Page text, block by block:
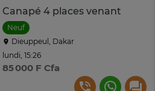
Canapé 4 places venant
Neuf
Dieuppeul, Dakar
lundi, 15:26
85 000 F Cfa